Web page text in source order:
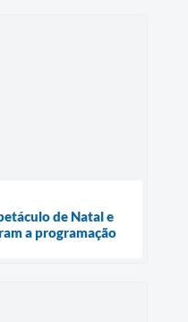
de Natal e
a programação